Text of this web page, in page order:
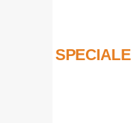
SPECIALE